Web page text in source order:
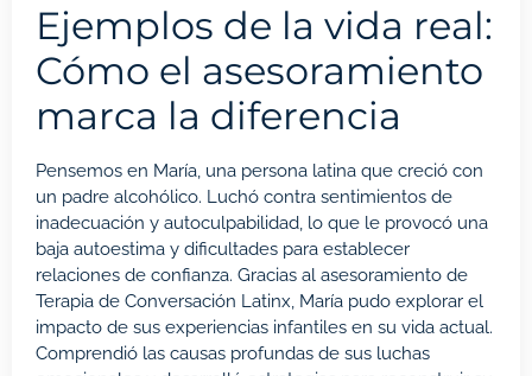
Ejemplos de la vida real:
Cómo el asesoramiento
marca la diferencia
Pensemos en María, una persona latina que creció con
un padre alcohólico. Luchó contra sentimientos de
inadecuación y autoculpabilidad, lo que le provocó una
baja autoestima y dificultades para establecer
relaciones de confianza. Gracias al asesoramiento de
Terapia de Conversación Latinx, María pudo explorar el
impacto de sus experiencias infantiles en su vida actual.
Comprendió las causas profundas de sus luchas